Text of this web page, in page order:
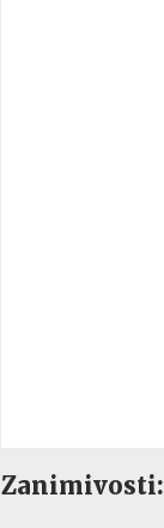
Zanimivosti: